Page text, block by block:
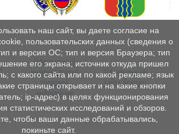
Официальный
интернетпортал
правовой
информации
Официальный
сайт г. Братска
наш сайт, вы даете согласие на
пользовательских данных (сведения о
и версия ОС; тип и версия Браузера; тип
его экрана; источник откуда пришел
с какого сайта или по какой рекламе; язык
страницы открывает и на какие кнопки
ip-адрес) в целях функционирования
статистических исследований и обзоров.
чтобы ваши данные обрабатывались,
покиньте сайт.